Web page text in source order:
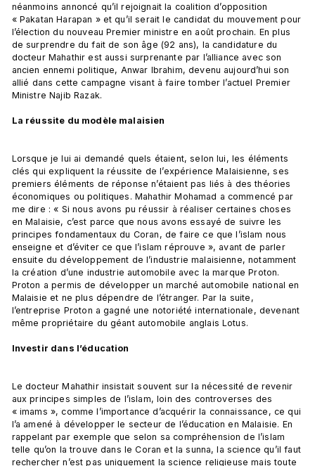
néanmoins annoncé qu’il rejoignait la coalition d’opposition
« Pakatan Harapan » et qu’il serait le candidat du mouvement pour
l’élection du nouveau Premier ministre en août prochain. En plus
de surprendre du fait de son âge (92 ans), la candidature du
docteur Mahathir est aussi surprenante par l’alliance avec son
ancien ennemi politique, Anwar Ibrahim, devenu aujourd’hui son
allié dans cette campagne visant à faire tomber l’actuel Premier
Ministre Najib Razak.
La réussite du modèle malaisien
Lorsque je lui ai demandé quels étaient, selon lui, les éléments
clés qui expliquent la réussite de l’expérience Malaisienne, ses
premiers éléments de réponse n’étaient pas liés à des théories
économiques ou politiques. Mahathir Mohamad a commencé par
me dire : « Si nous avons pu réussir à réaliser certaines choses
en Malaisie, c’est parce que nous avons essayé de suivre les
principes fondamentaux du Coran, de faire ce que l’islam nous
enseigne et d’éviter ce que l’islam réprouve », avant de parler
ensuite du développement de l’industrie malaisienne, notamment
la création d’une industrie automobile avec la marque Proton.
Proton a permis de développer un marché automobile national en
Malaisie et ne plus dépendre de l’étranger. Par la suite,
l’entreprise Proton a gagné une notoriété internationale, devenant
même propriétaire du géant automobile anglais Lotus.
Investir dans l’éducation
Le docteur Mahathir insistait souvent sur la nécessité de revenir
aux principes simples de l’islam, loin des controverses des
« imams », comme l’importance d’acquérir la connaissance, ce qui
l’a amené à développer le secteur de l’éducation en Malaisie. En
rappelant par exemple que selon sa compréhension de l’islam
telle qu’on la trouve dans le Coran et la sunna, la science qu’il faut
rechercher n’est pas uniquement la science religieuse mais toute